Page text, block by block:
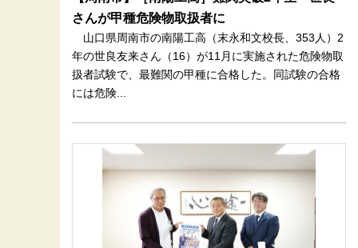
さんが甲種危険物取扱者に
山口県周南市の南陽工高（末永和文校長、353人）2
年の世良友来さん（16）が11月に実施された危険物取
扱者試験で、最難関の甲種に合格した。同試験の合格
には危険...